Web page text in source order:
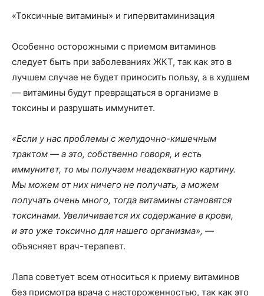
«Токсичные витамины» и гипервитаминизация
Особенно осторожными с приемом витаминов
следует быть при заболеваниях ЖКТ, так как это в
лучшем случае не будет приносить пользу, а в худшем
— витамины будут превращаться в организме в
токсины и разрушать иммунитет.
«Если у нас проблемы с желудочно-кишечным
трактом — а это, собственно говоря, и есть
иммунитет, то мы получаем неадекватную картину.
Мы можем от них ничего не получать, а можем
получать очень много, тогда витамины становятся
токсинами. Увеличивается их содержание в крови,
и это уже токсично для нашего организма», —
объясняет врач-терапевт.
Лапа советует всем относиться к приему витаминов
без присмотра врача с настороженностью, так как это